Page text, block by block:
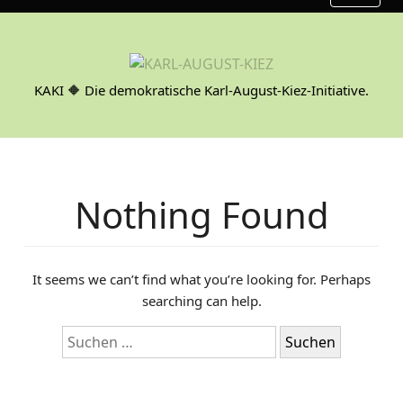
S
c
KAKI 🔶 Die demokratische Karl-August-Kiez-Initiative.
Nothing Found
It seems we can’t find what you’re looking for. Perhaps
searching can help.
S
u